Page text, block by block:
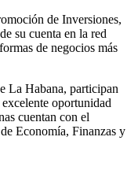
de Inversiones,
su cuenta en la red
de negocios más
La Habana, participan
oportunidad
cuentan con el
Economía, Finanzas y